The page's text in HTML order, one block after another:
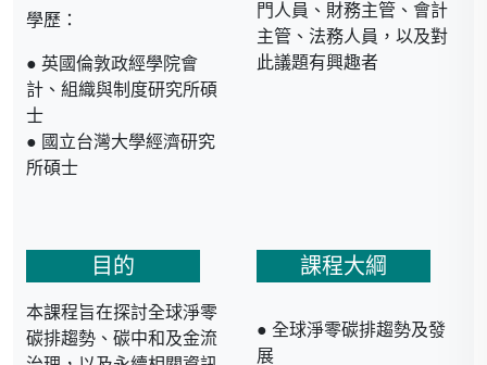
學歷：
● 英國倫敦政經學院會
計、組織與制度研究所碩
士
● 國立台灣大學經濟研究
所碩士
經歷：
門人員、財務主管、會計
主管、法務人員，以及對
此議題有興趣者
目的
本課程旨在探討全球淨零
碳排趨勢、碳中和及金流
課程大綱
● 全球淨零碳排趨勢及發
展